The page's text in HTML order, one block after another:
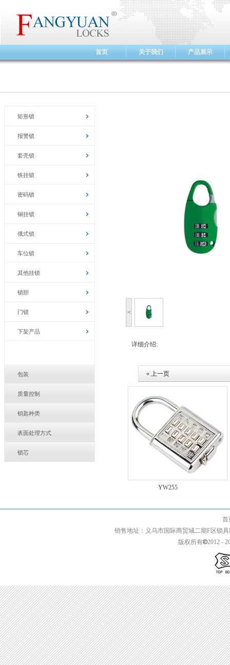
首页 关于我们 产品展示
矩形锁
报警锁
套壳锁
铁挂锁
密码锁
铜挂锁
俄式锁
车位锁
其他挂锁
锁胆
门锁
下架产品
包装
质量控制
钥匙种类
表面处理方式
锁芯
<
详细介绍:
« 上一页
YW255
首页 | 关于我们
销售地址：义乌市国际商贸城二期F区锁具
版权所有
2012 -